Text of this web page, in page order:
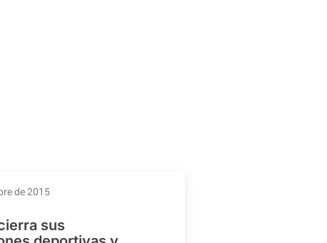
de 2015
sus